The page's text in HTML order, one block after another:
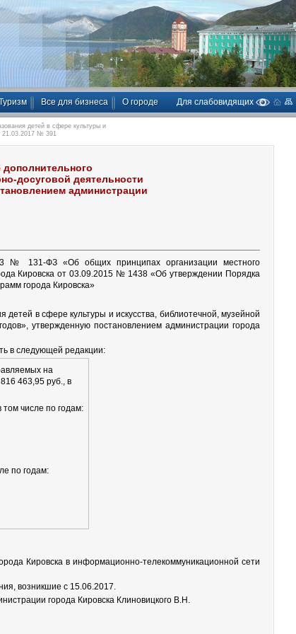
Все для бизнеса О городе Для слабовидящих
детей в сфере культуры и
21.03.2017 № 391
досуговой деятельности
администрации
№ 131-ФЗ «Об общих принципах организации местного
Кировска от 03.09.2015 № 1438 «Об утверждении Порядка
города Кировска»
в сфере культуры и искусства, библиотечной, музейной
утвержденную постановлением администрации города
в следующей редакции:
на
463,95 руб., в
числе по годам:
по годам:
Кировска в информационно-телекоммуникационной сети
возникшие с 15.06.2017.
города Кировска Клиновицкого В.Н.